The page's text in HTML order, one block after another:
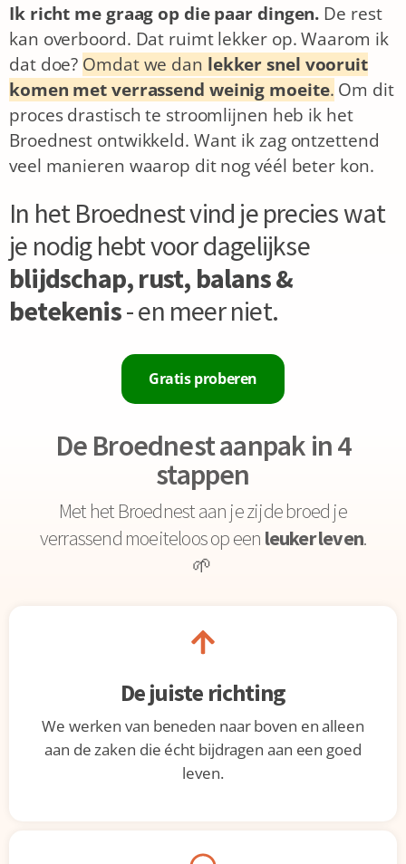
Ik richt me graag op die paar dingen. De rest
kan overboord. Dat ruimt lekker op.Waarom ik
dat doe? Omdat we dan lekker snel vooruit
komen met verrassend weinig moeite. Om dit
proces drastisch te stroomlijnen heb ik het
Broednest ontwikkeld. Want ik zag ontzettend
veel manieren waarop dit nog véél beter kon.
In het Broednest vind je precies wat
je nodig hebt voor dagelijkse
blijdschap, rust, balans &
betekenis- en meer niet.
Gratis proberen
De Broednest aanpak in 4
stappen
Met het Broednest aan je zijde broed je
verrassend moeiteloos op een leuker leven.
🌱
De juiste richting
We werken van beneden naar boven en alleen
aan de zaken die écht bijdragen aan een goed
leven.